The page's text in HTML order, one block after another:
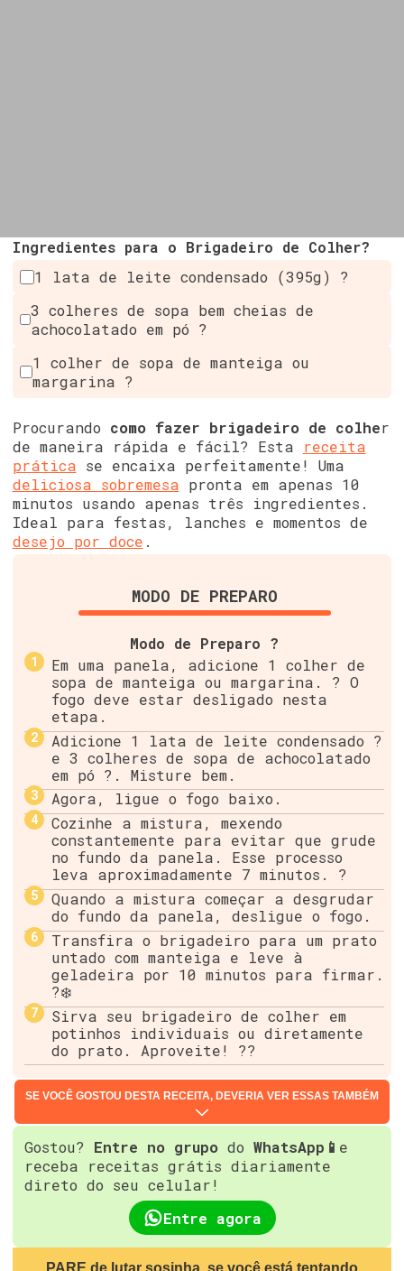
Ingredientes para o Brigadeiro de Colher?
1 lata de leite condensado (395g) ?
3 colheres de sopa bem cheias de
achocolatado em pó ?
1 colher de sopa de manteiga ou
margarina ?
Procurando como fazer brigadeiro de colher
de maneira rápida e fácil? Esta
receita
prática se encaixa perfeitamente! Uma
deliciosa sobremesa pronta em apenas 10
minutos usando apenas três ingredientes.
Ideal para festas, lanches e momentos de
desejo por doce .
MODO DE PREPARO
Modo de Preparo ?
Em uma panela, adicione 1 colher de
sopa de manteiga ou margarina. ? O
fogo deve estar desligado nesta
etapa.
Adicione 1 lata de leite condensado ?
e 3 colheres de sopa de achocolatado
em pó ?. Misture bem.
Agora, ligue o fogo baixo.
Cozinhe a mistura, mexendo
constantemente para evitar que grude
no fundo da panela. Esse processo
leva aproximadamente 7 minutos. ?
Quando a mistura começar a desgrudar
do fundo da panela, desligue o fogo.
Transfira o brigadeiro para um prato
untado com manteiga e leve à
geladeira por 10 minutos para firmar.
?❄️
Sirva seu brigadeiro de colher em
potinhos individuais ou diretamente
do prato. Aproveite! ??
SE VOCÊ GOSTOU DESTA RECEITA, DEVERIA VER ESSAS TAMBÉM
Gostou? Entre no grupo do WhatsApp📱 e
receba receitas grátis diariamente
direto do seu celular!
Entre agora
PARE de lutar sosinha, se você está tentando